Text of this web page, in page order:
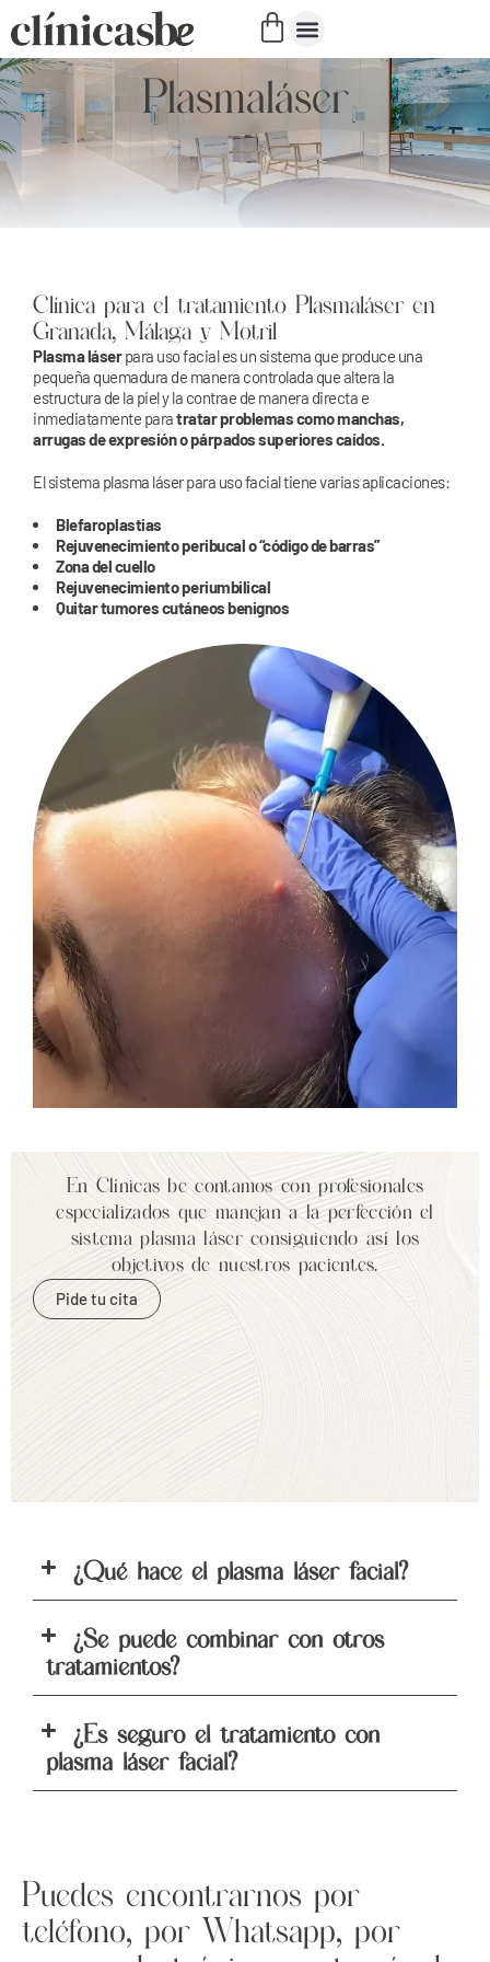
Plasmaláser
Clínica para el tratamiento Plasmaláser en
Granada, Málaga y Motril
Plasma láserpara uso facial es un sistema que produce una
pequeña quemadura de manera controlada que altera la
estructura de la piel y la contrae de manera directa e
inmediatamente paratratar problemas como manchas,
arrugas de expresión o párpados superiores caídos.
El sistema plasma láser para uso facial tiene varias aplicaciones:
Blefaroplastias
Rejuvenecimiento peribucal o “código de barras”
Zona del cuello
Rejuvenecimiento periumbilical
Quitar tumores cutáneos benignos
En Clínicas be contamos con profesionales
especializados que manejan a la perfección el
sistema plasma láser consiguiendo así los
objetivos de nuestros pacientes.
Pide tu cita
¿Qué hace el plasma láser facial?
¿Se puede combinar con otros
tratamientos?
¿Es seguro el tratamiento con
plasma láser facial?
Puedes encontrarnos por
teléfono, por Whatsapp, por